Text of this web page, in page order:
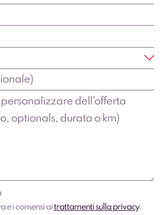
e i consensi aitrattamenti sulla privacy.